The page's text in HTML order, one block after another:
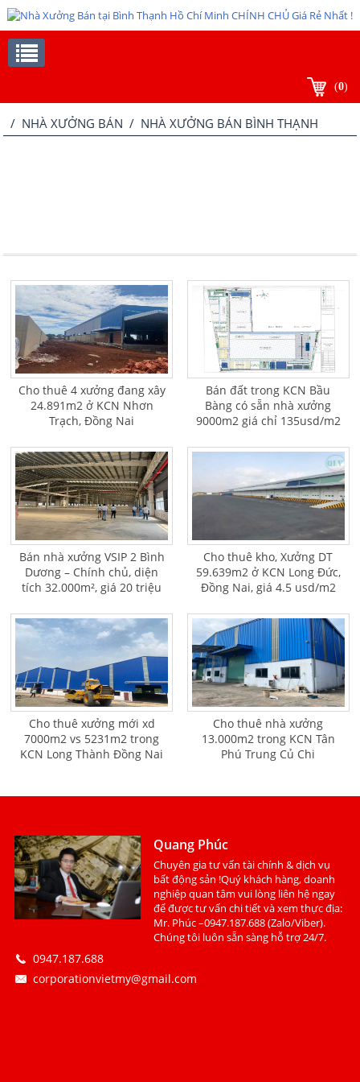
(0)
/ NHÀ XƯỞNG BÁN / NHÀ XƯỞNG BÁN BÌNH THẠNH
Cho thuê 4 xưởng đang xây
24.891m2 ở KCN Nhơn
Trạch, Đồng Nai
Bán đất trong KCN Bầu
Bàng có sẵn nhà xưởng
9000m2 giá chỉ 135usd/m2
Bán nhà xưởng VSIP 2 Bình
Dương – Chính chủ, diện
tích 32.000m², giá 20 triệu
Cho thuê kho, Xưởng DT
59.639m2 ở KCN Long Đức,
Đồng Nai, giá 4.5 usd/m2
Cho thuê xưởng mới xd
7000m2 vs 5231m2 trong
KCN Long Thành Đồng Nai
Cho thuê nhà xưởng
13.000m2 trong KCN Tân
Phú Trung Củ Chi
Quang Phúc
Chuyên gia tư vấn tài chính & dịch vụ
bất động sản !Quý khách hàng, doanh
nghiệp quan tâm vui lòng liên hệ ngay
để được tư vấn chi tiết và xem thực địa:
Mr. Phúc –0947.187.688 (Zalo/Viber).
Chúng tôi luôn sẵn sàng hỗ trợ 24/7.
0947.187.688
corporationvietmy@gmail.com